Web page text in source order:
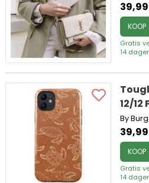
39,99
KOOP
Gratis
14
12/12
By
39,99
KOOP
Gratis
14